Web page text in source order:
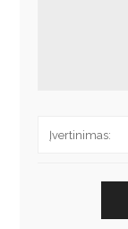
Įvertinimas: